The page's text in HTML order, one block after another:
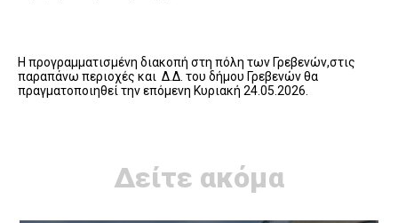
Η προγραμματισμένη διακοπή στη πόλη των Γρεβενών,στις
παραπάνω περιοχές και Δ.Δ. του δήμου Γρεβενών θα
πραγματοποιηθεί την επόμενη Κυριακή 24.05.2026.
Δείτε ακόμα